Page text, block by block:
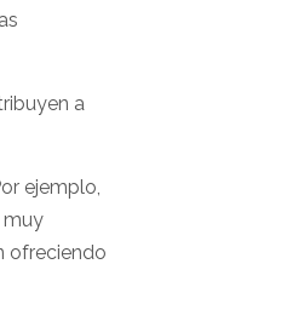
a
ejemplo,
muy
ofreciendo